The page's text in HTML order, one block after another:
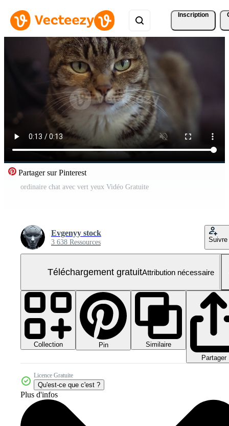
Inscription
Partager sur Pinterest
ordinaire chat avec vert yeux Vidéo Gratuite
Evgenyy stock
3 638 Ressources Suivre
Téléchargement gratuitAttribution nécessaire
Collection Pin
Similaire
Partager
Licence Gratuite
Qu'est-ce que c'est ?
Plus d'infos